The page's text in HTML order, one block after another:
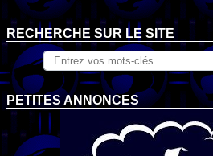
RECHERCHE SUR LE SITE
PETITES ANNONCES